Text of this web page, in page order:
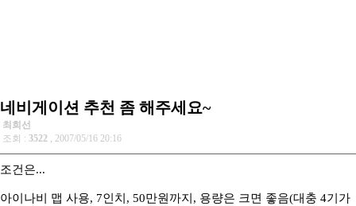
네비게이션 추천 좀 해주세요~
최희선
조회 : 3522 , 2007/05/16 20:16
조건은...
아이나비 맵 사용, 7인치, 50만원까지, 용량은 크면 좋음(대충 4기가